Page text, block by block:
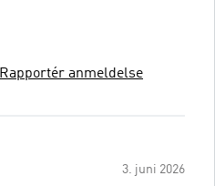
Rapportér anmeldelse
3. juni 2026